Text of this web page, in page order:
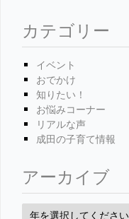
カテゴリー
イベント
おでかけ
知りたい！
お悩みコーナー
リアルな声
成田の子育て情報
アーカイブ